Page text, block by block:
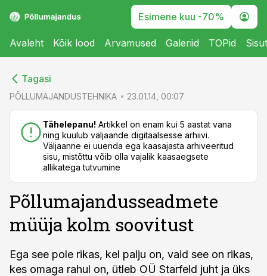
Esimene kuu -70%
Avaleht Kõik lood Arvamused Galeriid TOPid
Tagasi
PÕLLUMAJANDUSTEHNIKA 23.01.14, 00:07
Tähelepanu! Artikkel on enam kui 5 aastat vana
ning kuulub väljaande digitaalsesse arhiivi.
Väljaanne ei uuenda ega kaasajasta arhiveeritud
sisu, mistõttu võib olla vajalik kaasaegsete
allikatega tutvumine
Põllumajandusseadmete
müüja kolm soovitust
Ega see pole rikas, kel palju on, vaid see on rikas,
kes omaga rahul on, ütleb OÜ Starfeld juht ja üks